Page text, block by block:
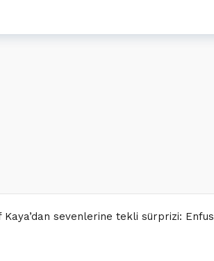
Kaya’dan sevenlerine tekli sürprizi: Enfus